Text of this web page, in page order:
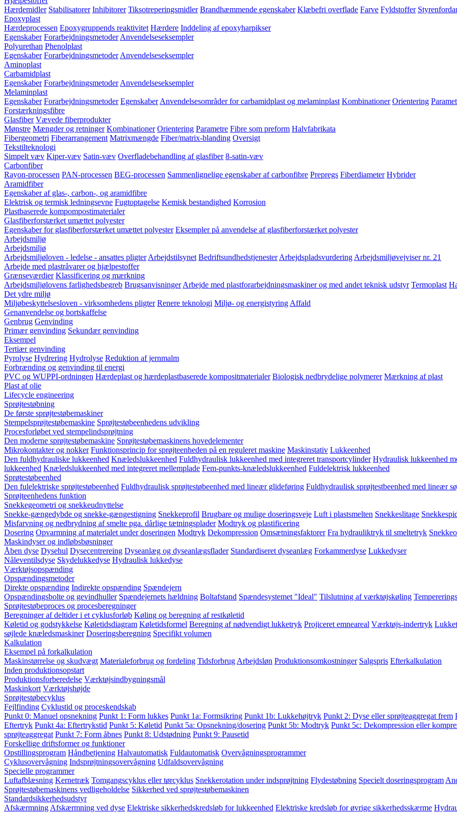
Hærdemidler Stabilisatorer Inhibitorer Tiksotreperingsmidler Brandhæmmende egenskaber Klæbefri overflade Farve Fyldstoffer
Epoxyplast
Hærdeprocessen Epoxygruppends reaktivitet Hærdere Inddeling af epoxyharpikser
Egenskaber Forarbejdningsmetoder Anvendelseseksempler
Polyurethan Phenolplast
Egenskaber Forarbejdningsmetoder Anvendelseseksempler
Aminoplast
Carbamidplast
Egenskaber Forarbejdningsmetoder Anvendelseseksempler
Melaminplast
Egenskaber Forarbejdningsmetoder Egenskaber Anvendelsesområder for carbamidplast og melaminplast Kombinationer Orientering
Forstærkningsfibre
Glasfiber Vævede fiberprodukter
Mønstre Mængder og retninger Kombinationer Orientering Parametre Fibre som preform Halvfabrikata
Fibergeometri Fiberarrangement Matrixmængde Fiber/matrix-blanding Oversigt
Tekstilteknologi
Simpelt væv Kiper-væv Satin-væv Overfladebehandling af glasfiber 8-satin-væv
Carbonfiber
Rayon-processen PAN-processen BEG-processen Sammenlignelige egenskaber af carbonfibre Prepregs Fiberdiameter Hybrider
Aramidfiber
Egenskaber af glas-, carbon-, og aramidfibre
Elektrisk og termisk ledningsevne Fugtoptagelse Kemisk bestandighed Korrosion
Plastbaserede kompompostimaterialer
Glasfiberforstærket umættet polyester
Egenskaber for glasfiberforstærket umættet polyester Eksempler på anvendelse af glasfiberforstærket polyester
Arbejdsmiljø
Arbejdsmiljø
Arbejdsmiljøloven - ledelse - ansattes pligter Arbejdstilsynet Bedriftsundhedstjenester Arbejdspladsvurdering Arbejdsmiljøvejviser nr. 21
Arbejde med plastråvarer og hjælpestoffer
Grænseværdier Klassificering og mærkning
Arbejdsmiljølovens farlighedsbegreb Brugsanvisninger Arbejde med plastforarbejdningsmaskiner og med andet teknisk udstyr Termoplast
Det ydre miljø
Miljøbeskyttelsesloven - virksomhedens pligter Renere teknologi Miljø- og energistyring Affald
Genanvendelse og bortskaffelse
Genbrug Genvinding
Primær genvinding Sekundær genvinding
Eksempel
Tertiær genvinding
Pyrolyse Hydrering Hydrolyse Reduktion af jernmalm
Forbrænding og genvinding til energi
PVC og WUPPI-ordningen Hærdeplast og hærdeplastbaserede kompositmaterialer Biologisk nedbrydelige polymerer Mærkning af plast
Plast af olie
Lifecycle engineering
Sprøjtestøbning
De første sprøjtestøbemaskiner
Stempelsprøjtestøbemaskine Sprøjtestøbeenhedens udvikling
Procesforløbet ved stempelindsprøjtning
Den moderne sprøjtestøbemaskine Sprøjtestøbemaskinens hovedelementer
Mikrokontakter og nokker Funktionsprincip for sprøjteenheden på en reguleret maskine Maskinstativ Lukkeenhed
Den fuldhydrauliske lukkeenhed Knæledslukkeenhed Fuldhydraulisk lukkeenhed med integreret transportcylinder Hydraulisk lukkeenhed
lukkeenhed Knæledslukkeenhed med integreret mellemplade Fem-punkts-knæledslukkeenhed Fuldelektrisk lukkeenhed
Sprøtestøbeenhed
Den fulelektriske sprøjtestøbeenhed Fuldhydraulisk sprøjtestøbeenhed med lineær glideføring Fuldhydraulisk sprøjtestbeenhed med lineær
Sprøjteenhedens funktion
Snekkegeometri og snekkeudnyttelse
Snekke-gængedybde og snekke-gængestigning Snekkeprofil Brugbare og mulige doseringsveje Luft i plastsmelten Snekkeslitage
Misfarvning og nedbrydning af smelte pga. dårlige tætningsplader Modtryk og plastificering
Dosering Opvarmning af materialet under doseringen Modtryk Dekompression Omsætningsfaktorer Fra hydrauliktryk til smeltetryk
Maskindyser og indløbsbøsninger
Åben dyse Dysehul Dysecentrereing Dyseanlæg og dyseanlægsflader Standardiseret dyseanlæg Forkammerdyse Lukkedyser
Nåleventilsdyse Skydelukkedyse Hydraulisk lukkedyse
Værktøjsopspænding
Opspændingsmetoder
Direkte opspænding Indirekte opspænding Spændejern
Opspændingsbolte og gevindhuller Spændejernets hældning Boltafstand Spændesystemet "Ideal" Tilslutning af værktøjskøling
Sprøjtestøbeproces og procesberegninger
Beregninger af deltider i et cyklusforløb Køling og beregning af restkøletid
Køletid og godstykkelse Køletidsdiagram Køletidsformel Beregning af nødvendigt lukketryk Projiceret emneareal Værktøjs-indertryk
søjlede knæledsmaskiner Doseringsberegning Specifikt volumen
Kalkulation
Eksempel på forkalkulation
Maskinstørrelse og skudvægt Materialeforbrug og fordeling Tidsforbrug Arbejdsløn Produktionsomkostninger Salgspris Efterkalkulation
Inden produktionsopstart
Produktionsforberedelse Værktøjsindbygningsmål
Maskinkort Værktøjshøjde
Sprøjtestøbecyklus
Fejlfinding Cyklustid og proceskendskab
Punkt 0: Manuel opsnekning Punkt 1: Form lukkes Punkt 1a: Formsikring Punkt 1b: Lukkehøjtryk Punkt 2: Dyse eller sprøjteaggregat frem
Eftertryk Punkt 4a: Eftertrykstid Punkt 5: Køletid Punkt 5a: Opsnekning/dosering Punkt 5b: Modtryk Punkt 5c: Dekompression eller
sprøjteaggregat Punkt 7: Form åbnes Punkt 8: Udstødning Punkt 9: Pausetid
Forskellige driftsformer og funktioner
Opstillingsprogram Håndbetjening Halvautomatisk Fuldautomatisk Overvågningsprogrammer
Cyklusovervågning Indsprøjtningsovervågning Udfaldsovervågning
Specielle programmer
Luftafblæsning Kernetræk Tomgangscyklus eller tørcyklus Snekkerotation under indsprøjtning Flydestøbning Specielt doseringsprogram
Sprøjtestøbemaskinens vedligeholdelse Sikkerhed ved sprøjtestøbemaskinen
Standardsikkerhedsudstyr
Afskærmning Afskærmning ved dyse Elektriske sikkerhedskredsløb for lukkeenhed Elektriske kredsløb for øvrige sikkerhedsskærme